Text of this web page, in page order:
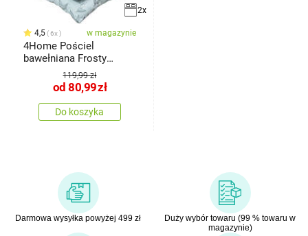
2x
4,5 6x w magazynie
4Home Pościel
bawełniana Frosty
Leaves, 140 x 220
119,99 zł
od 80,99zł
Do koszyka
Darmowa wysyłka powyżej 499 zł
Duży wybór towaru (99 % towaru w
magazynie)